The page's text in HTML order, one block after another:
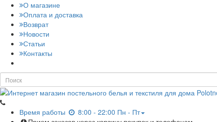
О магазине
Оплата и доставка
Возврат
Новости
Статьи
Контакты
Время работы
8:00 - 22:00 Пн - Пт